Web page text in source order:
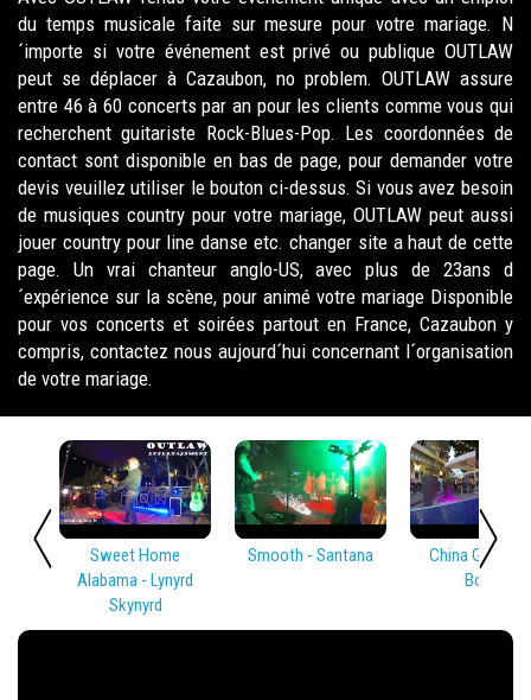
du temps musicale faite sur mesure pour votre mariage. N
´importe si votre événement est privé ou publique OUTLAW
peut se déplacer à Cazaubon, no problem. OUTLAW assure
entre 46 à 60 concerts par an pour les clients comme vous qui
recherchent guitariste Rock-Blues-Pop. Les coordonnées de
contact sont disponible en bas de page, pour demander votre
devis veuillez utiliser le bouton ci-dessus. Si vous avez besoin
de musiques country pour votre mariage, OUTLAW peut aussi
jouer country pour line danse etc. changer site a haut de cette
page. Un vrai chanteur anglo-US, avec plus de 23ans d
´expérience sur la scène, pour animé votre mariage Disponible
pour vos concerts et soirées partout en France, Cazaubon y
compris, contactez nous aujourd´hui concernant l´organisation
de votre mariage.
Sweet Home
Alabama - Lynyrd
Skynyrd
Smooth - Santana
China Girl -
Bowie